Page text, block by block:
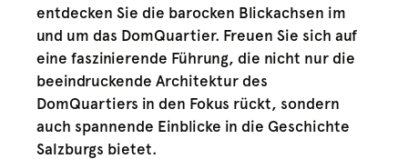
entdecken Sie die barocken Blickachsen im
und um das DomQuartier. Freuen Sie sich auf
eine faszinierende Führung, die nicht nur die
beeindruckende Architektur des
DomQuartiers in den Fokus rückt, sondern
auch spannende Einblicke in die Geschichte
Salzburgs bietet.